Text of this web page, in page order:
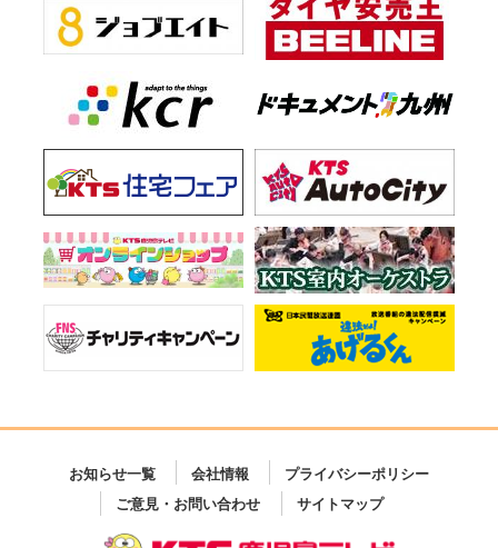
お知らせ一覧 会社情報
プライバシーポリシー
ご意見・お問い合わせ
サイトマップ